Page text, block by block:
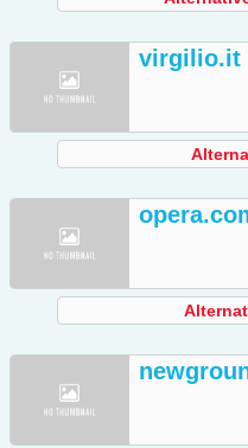
virgilio.it